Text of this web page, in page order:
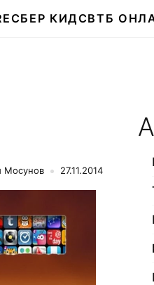
СБЕР КИДСВТБ
Мосунов 27.11.2014